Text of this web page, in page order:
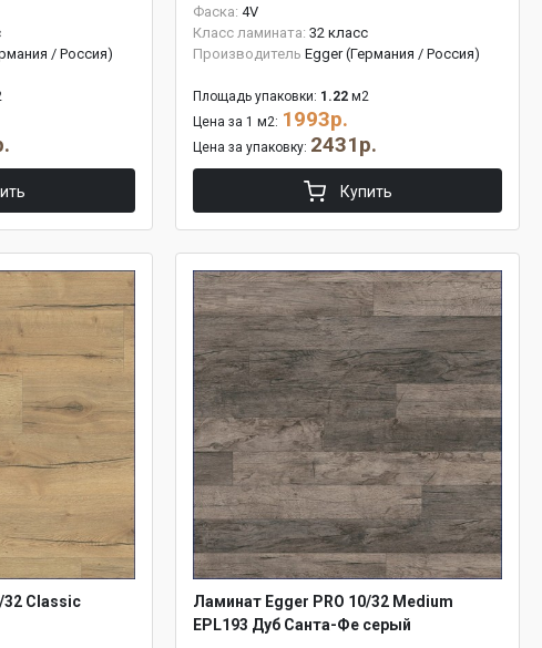
/ Россия)
Фаска: 4V
Класс ламината: 32 класс
Производитель Egger (Германия / Россия)
Площадь упаковки: 1.22 м2
Цена за 1 м2: 1993р.
Цена за упаковку: 2431р.
Купить
32 Classic
Ламинат Egger PRO 10/32 Medium
EPL193 Дуб Санта-Фе серый